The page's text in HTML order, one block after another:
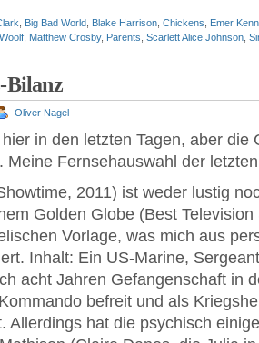
Big Bad World Blake Harrison Chickens
Emer
Matthew Crosby, Parents Scarlett Alice Johnson
Bilanz
Oliver Nagel
in den letzten Tagen, aber die
Meine Fernsehauswahl der
2011) ist weder lustig
Golden Globe (Best
Vorlage, was mich aus
Inhalt: Ein US-Marine,
acht Jahren Gefangenschaft in
befreit und als
Allerdings hat die psychisch